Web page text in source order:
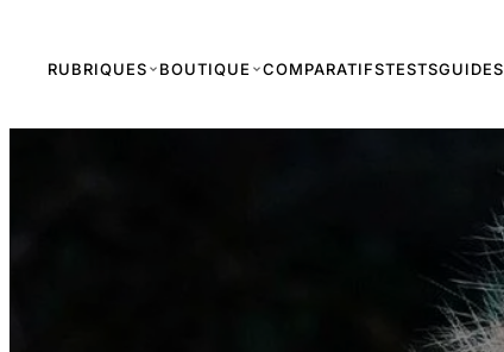
RUBRIQUES BOUTIQUE COMPARATIFSTESTSGUIDES